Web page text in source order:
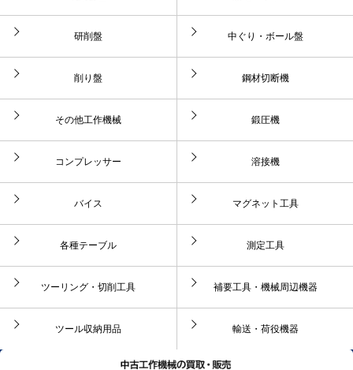
研削盤 中ぐり・ボール盤
削り盤 鋼材切断機
その他工作機械 鍛圧機
コンプレッサー 溶接機
バイス マグネット工具
各種テーブル 測定工具
ツーリング・切削工具 補要工具・機械周辺機器
ツール収納用品 輸送・荷役機器